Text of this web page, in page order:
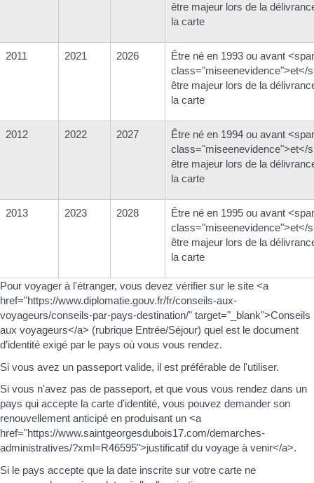
être majeur lors de la
la carte
2011 2021 2026
Être né en 1993 ou avant
class="miseenevidence">et</
être majeur lors de la
la carte
2012 2022 2027
Être né en 1994 ou avant
class="miseenevidence">et</
être majeur lors de la
la carte
2013 2023 2028
Être né en 1995 ou avant
class="miseenevidence">et</
être majeur lors de la
la carte
Pour voyager à l'étranger, vous devez vérifier sur le site <a
href="https://www.diplomatie.gouv.fr/fr/conseils-aux-
voyageurs/conseils-par-pays-destination/" target="_blank">Conseils
aux voyageurs</a> (rubrique Entrée/Séjour) quel est le document
d’identité exigé par le pays où vous vous rendez.
Si vous avez un passeport valide, il est préférable de l'utiliser.
Si vous n'avez pas de passeport, et que vous vous rendez dans un
pays qui accepte la carte d'identité, vous pouvez demander son
renouvellement anticipé en produisant un <a
href="https://www.saintgeorgesdubois17.com/demarches-
administratives/?xml=R46595">justificatif du voyage à venir</a>.
Si le pays accepte que la date inscrite sur votre carte ne